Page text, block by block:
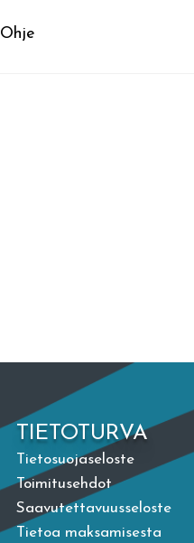
Ohje
TIETOTURVA
Tietosuojaseloste
Toimitusehdot
Saavutettavuusseloste
Tietoa maksamisesta